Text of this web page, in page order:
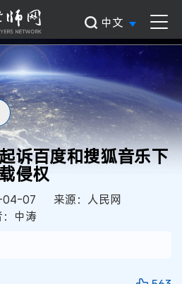
中文
诉百度和搜狐音乐下
载侵权
04-07
来源：人民网
：中涛